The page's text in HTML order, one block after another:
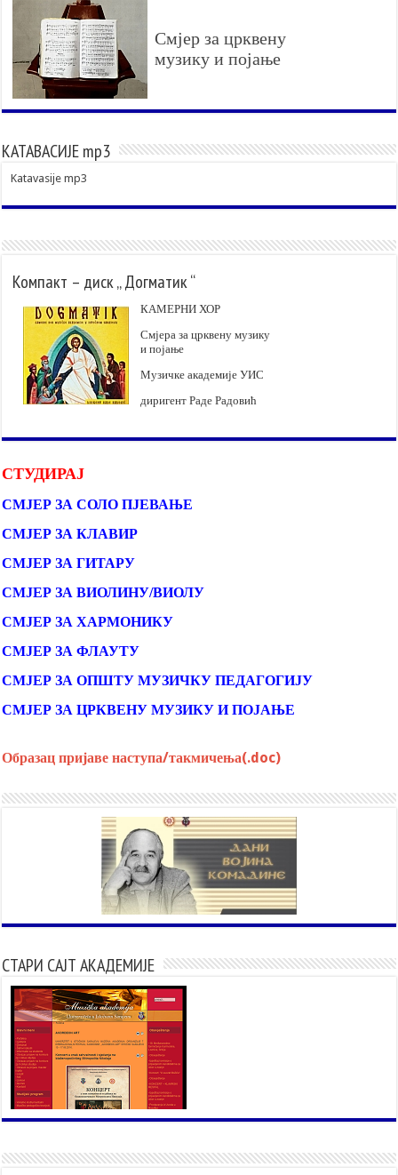
Смјер за црквену
музику и појање
КАТАВАСИЈЕ mp3
Katavasije mp3
Компакт – диск „ Догматик “
КАМЕРНИ ХОР
Смјера за црквену музику
и појање
Музичке академије УИС
диригент Раде Радовић
СТУДИРАЈ
СМЈЕР ЗА СОЛО ПЈЕВАЊЕ
СМЈЕР ЗА КЛАВИР
СМЈЕР ЗА ГИТАРУ
СМЈЕР ЗА ВИОЛИНУ/ВИОЛУ
СМЈЕР ЗА ХАРМОНИКУ
СМЈЕР ЗА ФЛАУТУ
СМЈЕР ЗА ОПШТУ МУЗИЧКУ ПЕДАГОГИЈУ
СМЈЕР ЗА ЦРКВЕНУ МУЗИКУ И ПОЈАЊЕ
Образац пријаве наступа/такмичења(.doc)
СТАРИ САЈТ АКАДЕМИЈЕ